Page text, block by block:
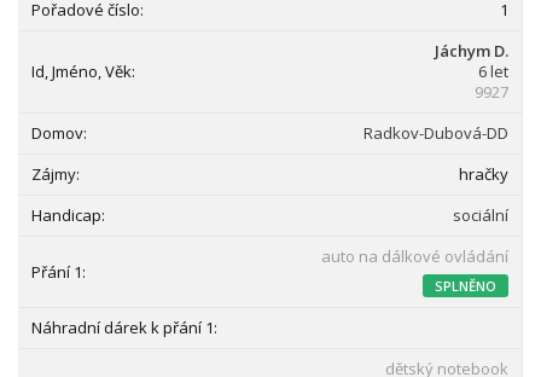
1
Jáchym D.
6 let
9927
Radkov-Dubová-DD
hračky
sociální
auto na dálkové ovládání
SPLNĚNO
dětský notebook